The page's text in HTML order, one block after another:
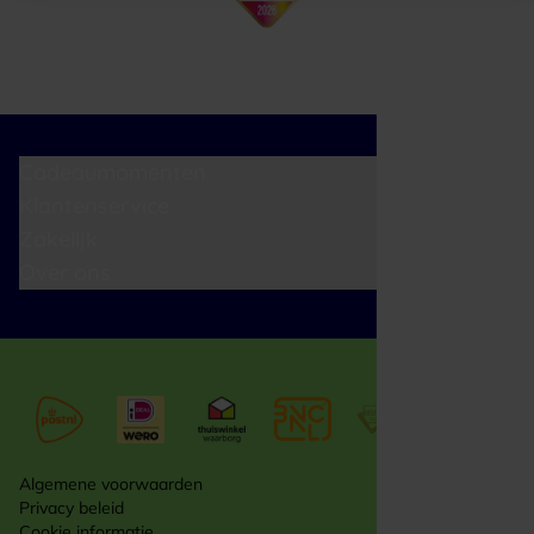
Algemene voorwaarden
Privacy beleid